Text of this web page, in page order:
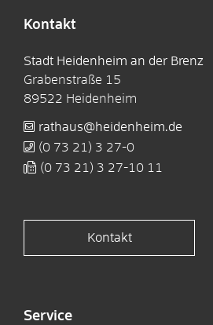
Kontakt
Stadt Heidenheim an der Brenz
Grabenstraße 15
89522 Heidenheim
rathaus@heidenheim.de
(0 73 21) 3 27-0
(0 73 21) 3 27-10 11
Kontakt
Service